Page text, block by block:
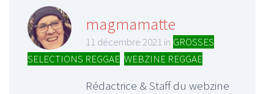
magmamatte
11 décembre 2021 in GROSSES
SELECTIONS REGGAE WEBZINE REGGAE
Rédactrice & Staff du webzine